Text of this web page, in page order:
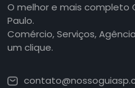
O melhor e mais completo
Paulo.
Comércio, Serviços,
um clique.